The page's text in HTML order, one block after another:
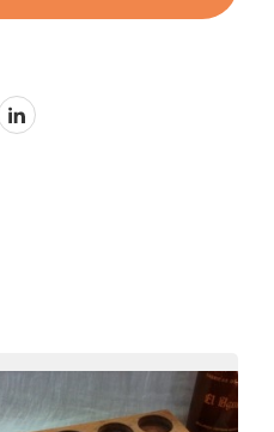
Linkedin